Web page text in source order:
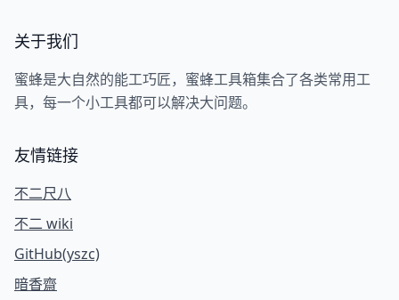
关于我们
蜜蜂是大自然的能工巧匠，蜜蜂工具箱集合了各类常用工
具，每一个小工具都可以解决大问题。
友情链接
不二尺八
不二 wiki
GitHub(yszc)
暗香齋